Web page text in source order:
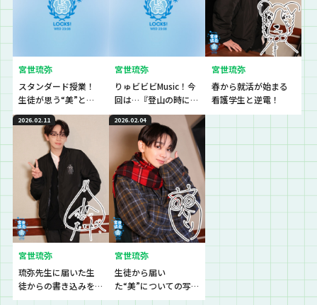
宮世琉弥
スタンダード授業！
生徒が思う“美”と
は？そして、最後に大
切なお知らせも。
宮世琉弥
りゅビビビMusic！今
回は…『登山の時に聴
きたい曲』♪
宮世琉弥
春から就活が始まる
看護学生と逆電！
2026.02.11
宮世琉弥
琉弥先生に届いた生
徒からの書き込みを
紹介♪
2026.02.04
宮世琉弥
生徒から届い
た“美”についての写
真を紹介♪